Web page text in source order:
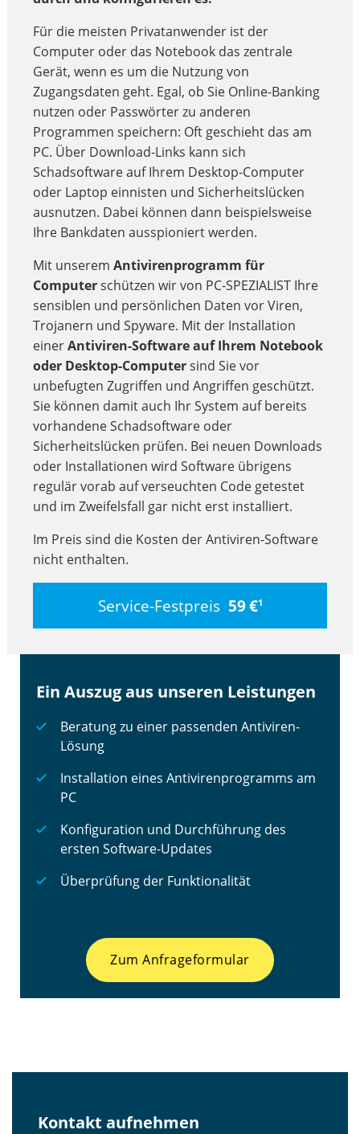
Für die meisten Privatanwender ist der
Computer oder das Notebook das zentrale
Gerät, wenn es um die Nutzung von
Zugangsdaten geht. Egal, ob Sie Online-Banking
nutzen oder Passwörter zu anderen
Programmen speichern: Oft geschieht das am
PC. Über Download-Links kann sich
Schadsoftware auf Ihrem Desktop-Computer
oder Laptop einnisten und Sicherheitslücken
ausnutzen. Dabei können dann beispielsweise
Ihre Bankdaten ausspioniert werden.
Mit unserem Antivirenprogramm für
Computerschützen wir von PC-SPEZIALIST Ihre
sensiblen und persönlichen Daten vor Viren,
Trojanern und Spyware. Mit der Installation
einerAntiviren-Software auf Ihrem Notebook
oder Desktop-Computersind Sie vor
unbefugten Zugriffen und Angriffen geschützt.
Sie können damit auch Ihr System auf bereits
vorhandene Schadsoftware oder
Sicherheitslücken prüfen. Bei neuen Downloads
oder Installationen wird Software übrigens
regulär vorab auf verseuchten Code getestet
und im Zweifelsfall gar nicht erst installiert.
Im Preis sind die Kosten der Antiviren-Software
nicht enthalten.
Service-Festpreis 59 €1
Ein Auszug aus unseren Leistungen
Beratung zu einer passenden Antiviren-
Lösung
Installation eines Antivirenprogramms am
PC
Konfiguration und Durchführung des
ersten Software-Updates
Überprüfung der Funktionalität
Zum Anfrageformular
Kontakt aufnehmen